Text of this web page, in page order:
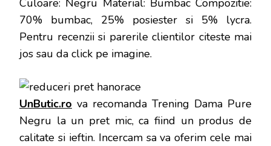
Culoare: Negru Material: Bumbac Compozitie:
70% bumbac, 25% posiester si 5% lycra.
Pentru recenzii si parerile clientilor citeste mai
jos sau da click pe imagine.
UnButic.ro va recomanda Trening Dama Pure
Negru la un pret mic, ca fiind un produs de
calitate si ieftin. Incercam sa va oferim cele mai